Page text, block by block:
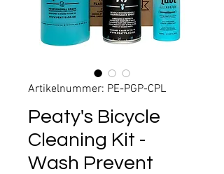
Artikelnummer: PE-PGP-CPL
Peaty's Bicycle
Cleaning Kit -
Wash Prevent